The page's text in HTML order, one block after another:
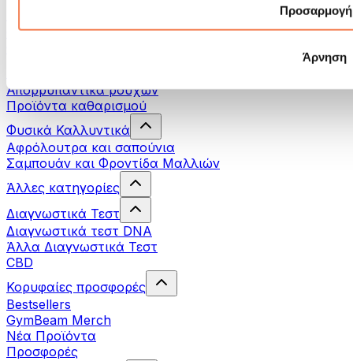
Προσαρμογή
Άρνηση
Θεραπεία με Κόκκινο Φως
Απορρυπαντικά ρούχων
Προϊόντα καθαρισμού
Φυσικά Καλλυντικά
Αφρόλουτρα και σαπούνια
Σαμπουάν και Φροντίδα Μαλλιών
Άλλες κατηγορίες
Διαγνωστικά Τεστ
Διαγνωστικά τεστ DNA
Άλλα Διαγνωστικά Τεστ
CBD
Κορυφαίες προσφορές
Bestsellers
GymBeam Merch
Νέα Προϊόντα
Προσφορές